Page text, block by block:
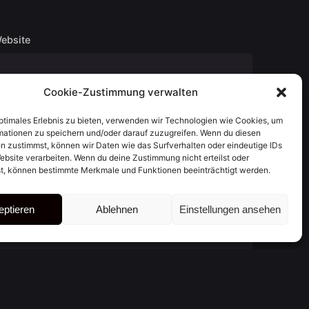
Cookie-Zustimmung verwalten
Erlebnis zu bieten, verwenden wir Technologien wie Cookies, um
zu speichern und/oder darauf zuzugreifen. Wenn du diesen
zustimmst, können wir Daten wie das Surfverhalten oder eindeutige IDs
verarbeiten. Wenn du deine Zustimmung nicht erteilst oder
können bestimmte Merkmale und Funktionen beeinträchtigt werden.
Ablehnen Einstellungen ansehen